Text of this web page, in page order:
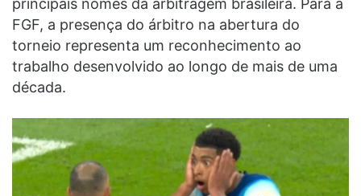
principais nomes da arbitragem brasileira. Para a
FGF, a presença do árbitro na abertura do
torneio representa um reconhecimento ao
trabalho desenvolvido ao longo de mais de uma
década.